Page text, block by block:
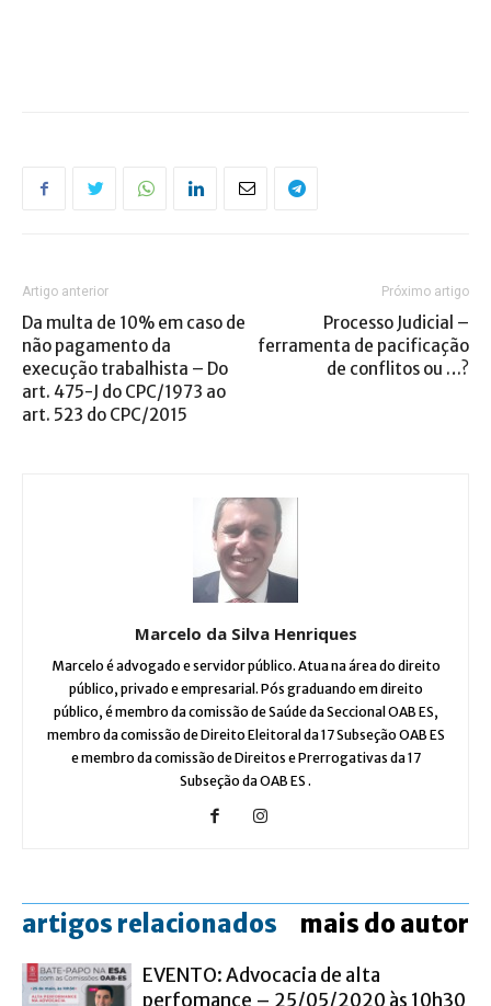
Artigo anterior
Da multa de 10% em caso de
não pagamento da
execução trabalhista – Do
art. 475-J do CPC/1973 ao
art. 523 do CPC/2015
Próximo artigo
Processo Judicial –
ferramenta de pacificação
de conflitos ou …?
Marcelo da Silva Henriques
Marcelo é advogado e servidor público. Atua na área do direito
público, privado e empresarial. Pós graduando em direito
público, é membro da comissão de Saúde da Seccional OAB ES,
membro da comissão de Direito Eleitoral da 17 Subseção OAB ES
e membro da comissão de Direitos e Prerrogativas da 17
Subseção da OAB ES .
artigos relacionados mais do autor
EVENTO: Advocacia de alta
perfomance – 25/05/2020 às 10h30